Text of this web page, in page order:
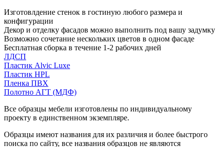
Изготовлдение стенок в гостиную любого размера и
конфигурации
Декор и отделку фасадов можно выполнить под вашу задумку
Возможно сочетание нескольких цветов в одном фасаде
Бесплатная сборка в течение 1-2 рабочих дней
ЛДСП
Пластик Alvic Luxe
Пластик HPL
Пленка ПВХ
Полотно АГТ (МДФ)
Все образцы мебели изготовлены по индивидуальному
проекту в единственном экземпляре.
Образцы имеют названия для их различия и более быстрого
поиска по сайту, все названия образцов не являются